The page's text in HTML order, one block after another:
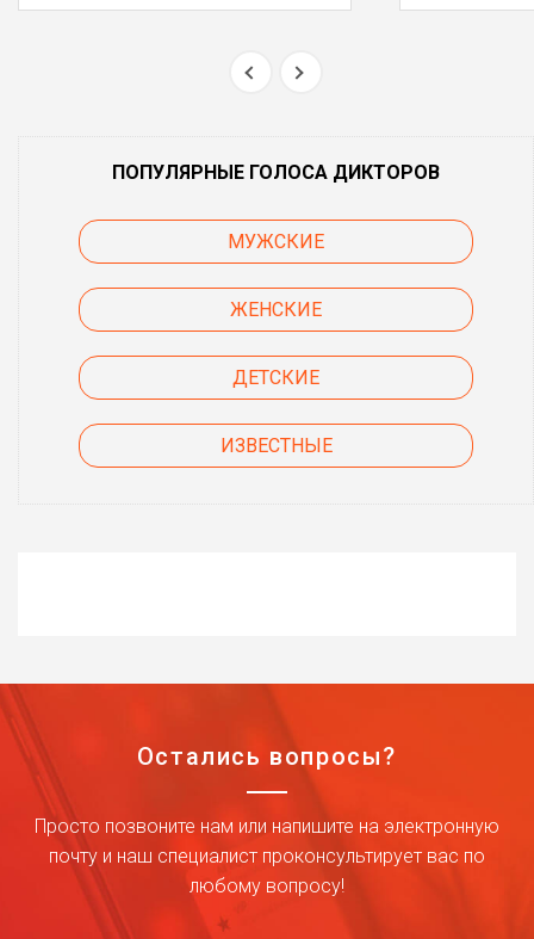
ПОПУЛЯРНЫЕ ГОЛОСА ДИКТОРОВ
МУЖСКИЕ
ЖЕНСКИЕ
ДЕТСКИЕ
ИЗВЕСТНЫЕ
Остались вопросы?
Просто позвоните нам или напишите на электронную
почту и наш специалист проконсультирует вас по
любому вопросу!